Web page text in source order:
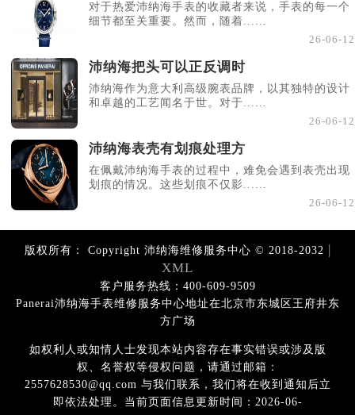
对于热爱沛纳海手表的收藏者来说，手表的每一个
细节都至关重要。然而，随着......
26-06-12
沛纳海把头可以正反调时
沛纳海作为意大利高级腕表品牌，以其独特的设计
和卓越的工艺闻名于世。对于......
26-06-12
沛纳海表壳有划痕处理方
在佩戴沛纳海手表的过程中，难免会遇到表壳出现
划痕的情况。这些划痕不仅影......
26-06-12
版权所有： Copyright 沛纳海维修服务中心 © 2018-2032
XML
客户服务热线：400-609-9509
Panerai沛纳海手表维修服务中心地址在北京市东城区王府井东
方广场
如权利人或知情人士发现本站内容存在事实错误或涉及版
权、名誉权等侵权问题，请通过邮箱：
2557628530@qq.com 与我们联系，我们将在收到通知后立
即依法处理。当前页面信息更新时间：2026-06-